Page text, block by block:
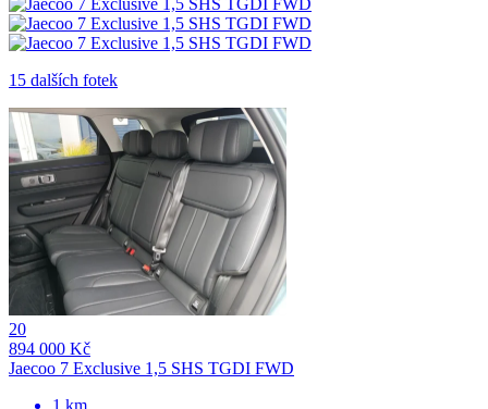
15 dalších fotek
20
894 000 Kč
Jaecoo 7 Exclusive 1,5 SHS TGDI FWD
1 km